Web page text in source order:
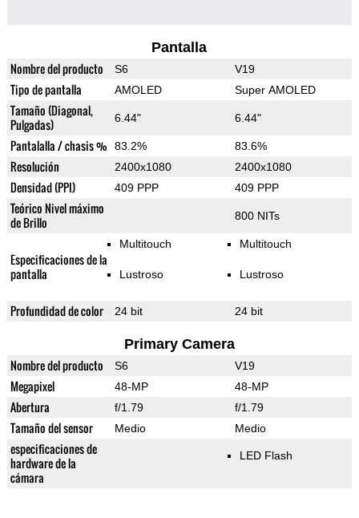
Pantalla
Nombre del producto S6 V19
Tipo de pantalla AMOLED Super AMOLED
Tamaño (Diagonal,
Pulgadas)
6.44" 6.44"
Pantalalla / chasis % 83.2% 83.6%
Resolución 2400x1080 2400x1080
Densidad (PPI) 409 PPP 409 PPP
Teórico Nivel máximo
de Brillo
800 NITs
Especificaciones de la
pantalla
Multitouch
Lustroso
Multitouch
Lustroso
Profundidad de color 24 bit 24 bit
Primary Camera
Nombre del producto S6 V19
Megapixel 48-MP 48-MP
Abertura f/1.79 f/1.79
Tamaño del sensor Medio Medio
especificaciones de
hardware de la
cámara
LED Flash